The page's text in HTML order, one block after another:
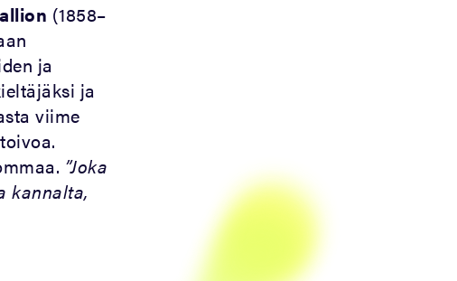
(1858–
ja
ja
viime
”Joka
kannalta,